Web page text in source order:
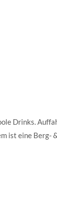
Drinks.
ist eine Berg-